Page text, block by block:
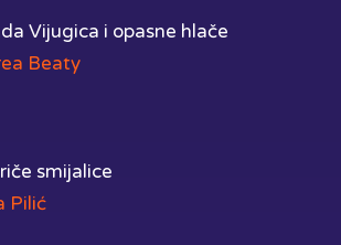
Vijugica i opasne hlače
Beaty
smijalice
Pilić